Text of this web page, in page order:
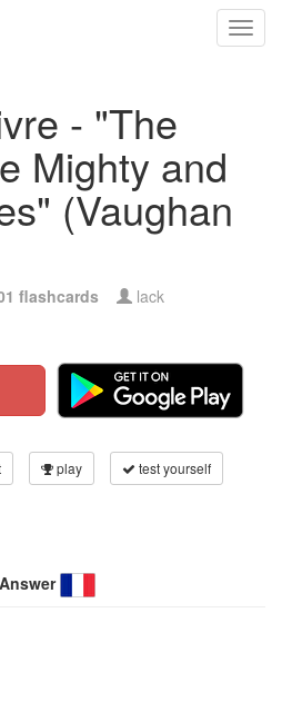
- "The
Mighty and
(Vaughan
flashcards lack
play test yourself
Answer